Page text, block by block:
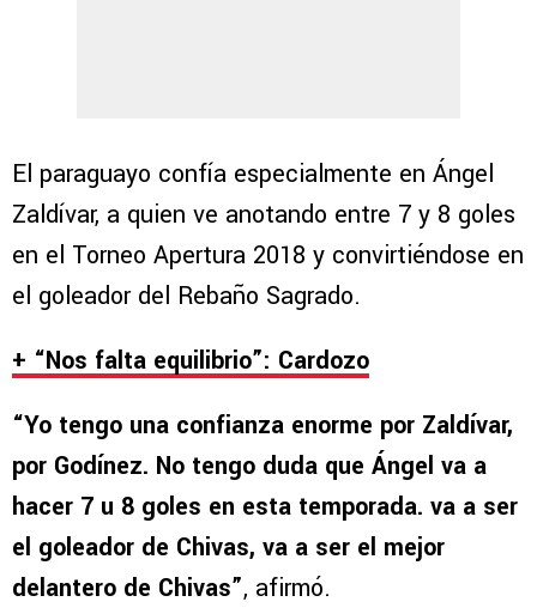
El paraguayo confía especialmente en Ángel
Zaldívar, a quien ve anotando entre 7 y 8 goles
en el Torneo Apertura 2018 y convirtiéndose en
el goleador del Rebaño Sagrado.
+ “Nos falta equilibrio”: Cardozo
“Yo tengo una confianza enorme por Zaldívar,
por Godínez. No tengo duda que Ángel va a
hacer 7 u 8 goles en esta temporada. va a ser
el goleador de Chivas, va a ser el mejor
delantero de Chivas”, afirmó.